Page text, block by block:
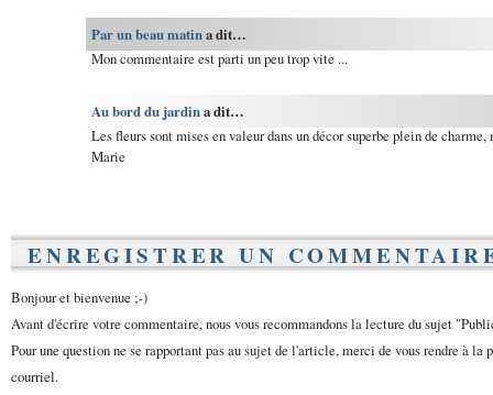
Par un beau matina dit…
Mon commentaire est parti un peu trop vite ...
Au bord du jardina dit…
Les fleurs sont mises en valeur dans un décor superbe plein de
Marie
ENREGISTRER UN
Bonjour et bienvenue ;-)
Avant d'écrire votre commentaire, nous vous recommandons la lecture du sujet
Pour une question ne se rapportant pas au sujet de l'article, merci de vous rendre à la
courriel.